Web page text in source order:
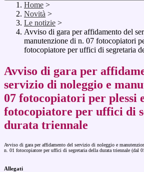
Home >
Novità >
Le notizie >
Avviso di gara per affidamento del
manutenzione di n. 07 fotocopiatori
fotocopiatore per uffici di segretaria
Avviso di gara per
servizio di noleggio e
07 fotocopiatori per plessi
fotocopiatore per uffici di
durata triennale
Avviso di gara per affidamento del servizio di noleggio e
n. 01 fotocopiatore per uffici di segretaria della durata triennale (dal
Allegati